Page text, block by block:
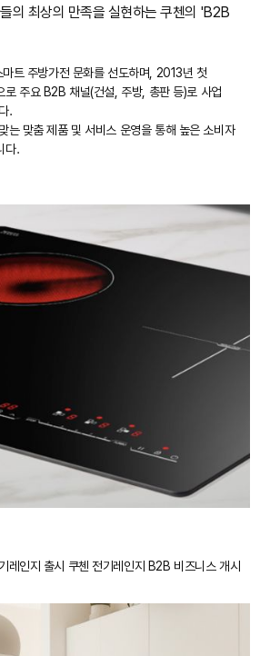
의 최상의 만족을 실현하는 쿠첸의 'B2B
트 주방가전 문화를 선도하며, 2013년 첫
로 주요 B2B 채널(건설, 주방, 총판 등)로 사업
.
는 맞춤 제품 및 서비스 운영을 통해 높은 소비자
다.
레인지 출시 쿠첸 전기레인지 B2B 비즈니스 개시